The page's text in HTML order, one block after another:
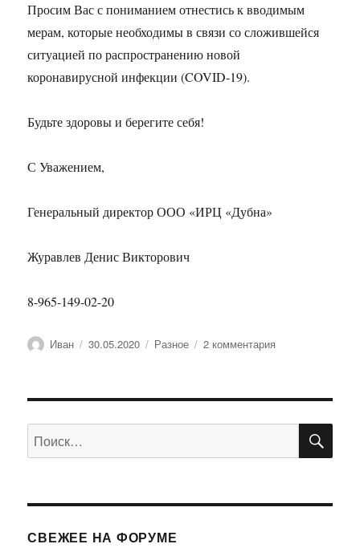
Просим Вас с пониманием отнестись к вводимым
мерам, которые необходимы в связи со сложившейся
ситуацией по распространению новой
коронавирусной инфекции (COVID-19).
Будьте здоровы и берегите себя!
С Уважением,
Генеральный директор ООО «ИРЦ «Дубна»
Журавлев Денис Викторович
8-965-149-02-20
Автор
Иван Опубликовано
30.05.2020 Рубрики
Разное 2 комментария
Искать:
СВЕЖЕЕ НА ФОРУМЕ